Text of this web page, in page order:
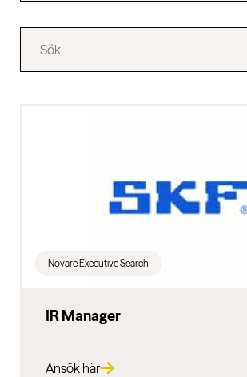
Novare Executive Search
IR Manager
Ansök här